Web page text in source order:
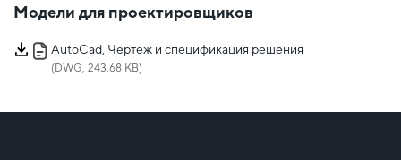
Модели для проектировщиков
AutoCad, Чертеж и спецификация решения
(DWG, 243.68 KB)